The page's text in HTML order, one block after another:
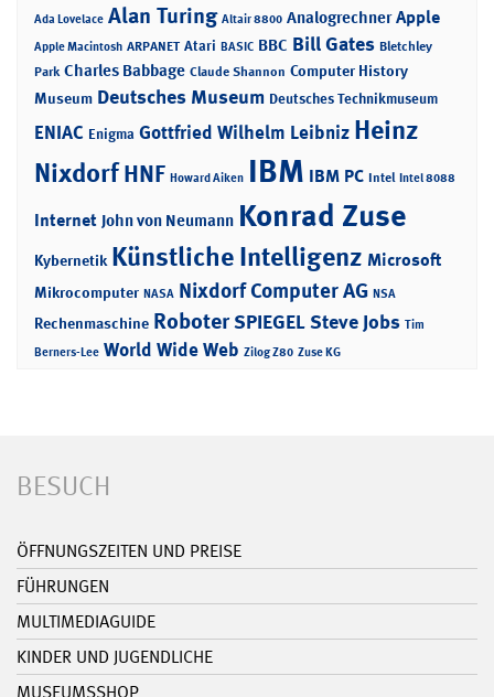
Ada Lovelace Alan Turing Altair 8800 Analogrechner Apple
Apple Macintosh ARPANET Atari BASIC BBC Bill Gates Bletchley
Park Charles Babbage Claude Shannon Computer History
Museum Deutsches Museum Deutsches Technikmuseum
ENIAC Enigma Gottfried Wilhelm Leibniz Heinz
NixdorfHNF Howard Aiken IBM IBM PC Intel Intel 8088
Internet John von Neumann Konrad Zuse
Kybernetik Künstliche Intelligenz Microsoft
Mikrocomputer NASA Nixdorf Computer AG NSA
Rechenmaschine RoboterSPIEGELSteve Jobs Tim
Berners-Lee World Wide Web Zilog Z80 Zuse KG
BESUCH
ÖFFNUNGSZEITEN UND PREISE
FÜHRUNGEN
MULTIMEDIAGUIDE
KINDER UND JUGENDLICHE